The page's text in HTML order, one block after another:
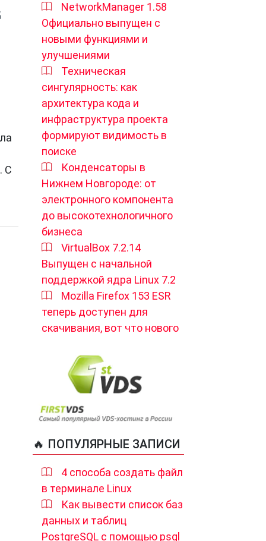
С
NetworkManager 1.58
Официально выпущен с
новыми функциями и
улучшениями
Техническая
сингулярность: как
архитектура кода и
инфраструктура проекта
формируют видимость в
поиске
Конденсаторы в
Нижнем Новгороде: от
электронного компонента
до высокотехнологичного
бизнеса
VirtualBox 7.2.14
Выпущен с начальной
поддержкой ядра Linux 7.2
Mozilla Firefox 153 ESR
теперь доступен для
скачивания, вот что нового
🔥 ПОПУЛЯРНЫЕ ЗАПИСИ
4 способа создать файл
в терминале Linux
Как вывести список баз
данных и таблиц
PostgreSQL с помощью psql